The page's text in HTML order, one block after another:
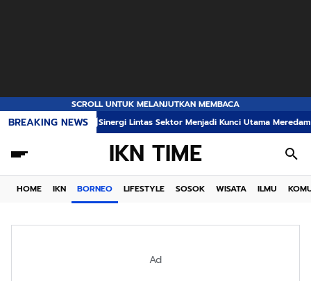
SCROLL UNTUK MELANJUTKAN MEMBACA
BREAKING NEWS
Sinergi Lintas Sektor Menjadi Kunci Utama Meredam Ancaman
IKN TIME
HOME IKN BORNEO LIFESTYLE SOSOK WISATA ILMU
Ad